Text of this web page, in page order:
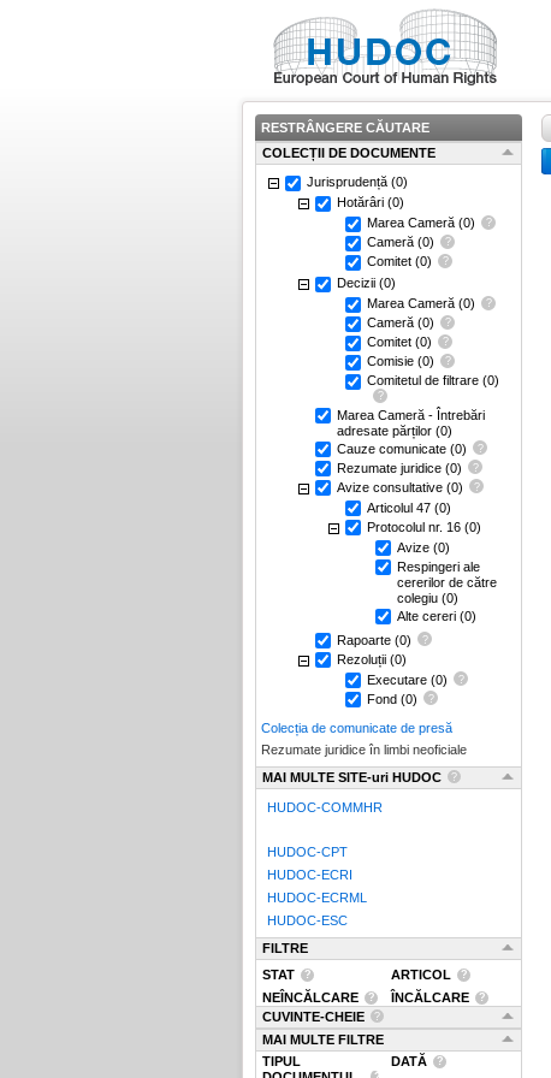
RESTRÂNGERE CĂUTARE
COLECȚII DE DOCUMENTE
Jurisprudență (0)
Hotărâri (0)
Marea Cameră (0)
Cameră (0)
Comitet (0)
Decizii (0)
Marea Cameră (0)
Cameră (0)
Comitet (0)
Comisie (0)
Comitetul de filtrare (0)
Marea Cameră - Întrebări
adresate părților (0)
Cauze comunicate (0)
Rezumate juridice (0)
Avize consultative (0)
Articolul 47 (0)
Protocolul nr. 16 (0)
Avize (0)
Respingeri ale
cererilor de către
colegiu (0)
Alte cereri (0)
Rapoarte (0)
Rezoluții (0)
Executare (0)
Fond (0)
Colecția de comunicate de presă
Rezumate juridice în limbi neoficiale
MAI MULTE SITE-uri HUDOC
HUDOC-COMMHR
HUDOC-CPT
HUDOC-ECRI
HUDOC-ECRML
HUDOC-ESC
FILTRE
STAT
ARTICOL
NEÎNCĂLCARE
ÎNCĂLCARE
CUVINTE-CHEIE
MAI MULTE FILTRE
TIPUL
DATĂ